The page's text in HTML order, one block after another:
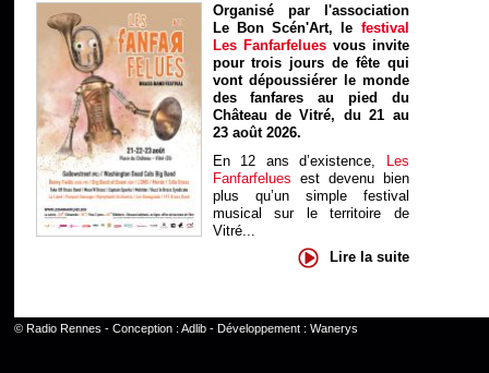
Organisé par l'association
Le Bon Scén'Art, le festival
Les Fanfarfelues vous invite
pour trois jours de fête qui
vont dépoussiérer le monde
des fanfares au pied du
Château de Vitré, du 21 au
23 août 2026.
En 12 ans d’existence, Les
Fanfarfelues est devenu bien
plus qu’un simple festival
musical sur le territoire de
Vitré...
Lire la suite
© Radio Rennes - Conception : Adlib- Développement : Wanerys